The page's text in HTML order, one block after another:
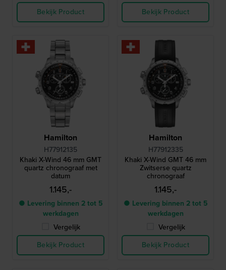
Bekijk Product
Bekijk Product
Hamilton
H77912135
Khaki X-Wind 46 mm GMT
quartz chronograaf met
datum
1.145,-
● Levering binnen 2 tot 5
werkdagen
Vergelijk
Bekijk Product
Hamilton
H77912335
Khaki X-Wind GMT 46 mm
Zwitserse quartz
chronograaf
1.145,-
● Levering binnen 2 tot 5
werkdagen
Vergelijk
Bekijk Product